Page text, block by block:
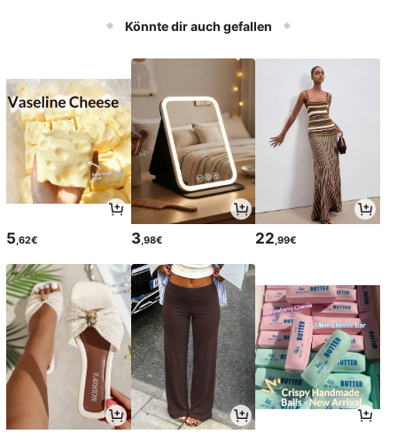
Könnte dir auch gefallen
5,62€ 3,98€ 22,99€